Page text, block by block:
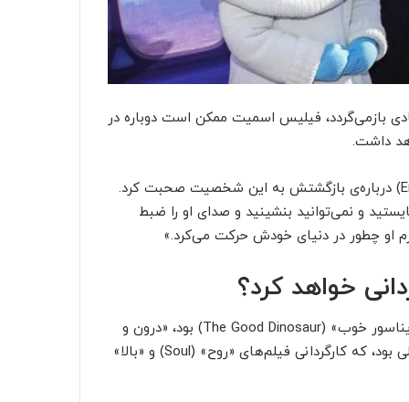
بازمی‌گردد، فیلیس اسمیت ممکن است دوباره در
داشت.
پولر در مصاحبه‌ای با انترتینمنت ویکلی (Entertainment Weekly) درباره‌ی بازگشتش به این شخصیت صحبت کرد.
و نمی‌توانید بنشینید و صدای او را ضبط
او چطور در دنیای خودش حرکت می‌کرد.»
کلسی مان که پیش از این سرپرست داستان «به پیش» و «دایناسور خوب» (The Good Dinosaur) بود، «درون و
بیرون ۲» را کارگردانی خواهد کرد. پیت داکتر کارگردان فیلم اصلی بود، که کارگردانی فیلم‌های «روح» (Soul) و «بالا»